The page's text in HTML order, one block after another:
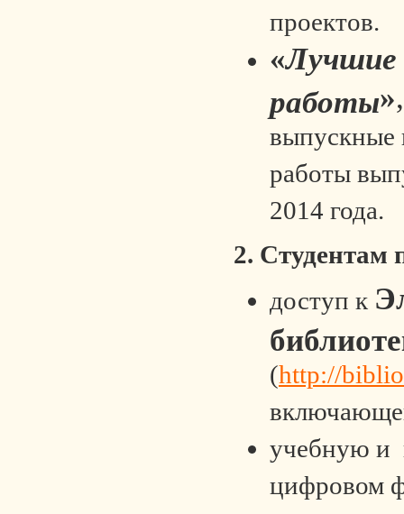
проектов.
«Лучшие
работы»,
выпускные
работы
2014 года.
2. Студентам
доступ к
(http://
учебную и
цифровом